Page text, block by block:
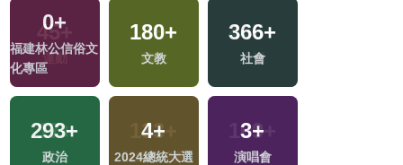
0+
福建林公信俗文
化專區
180+
文教
366+
社會
293+
政治
4+
2024總統大選
3+
演唱會